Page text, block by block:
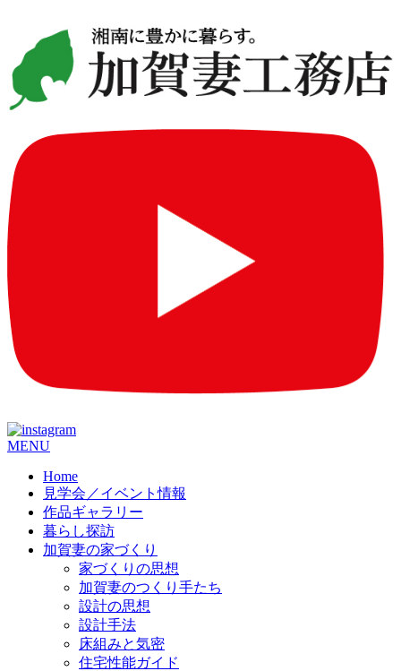
コ
MENU
Home
見学会／イベント情報
作品ギャラリー
暮らし探訪
加賀妻の家づくり
家づくりの思想
加賀妻のつくり手たち
設計の思想
設計手法
床組みと気密
住宅性能ガイド